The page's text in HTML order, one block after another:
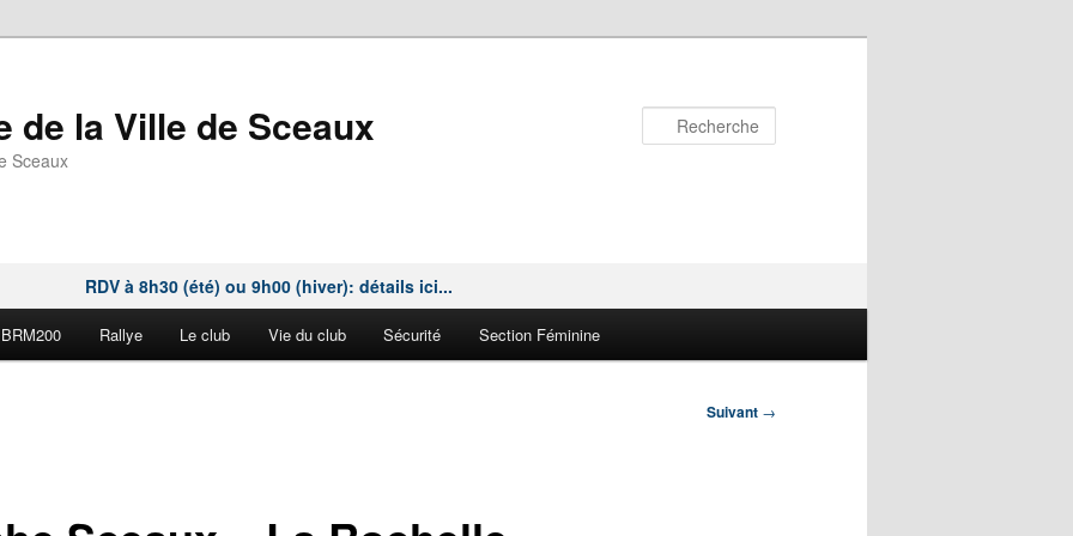
de la Ville de Sceaux
Sceaux
RDV à 8h30 (été) ou 9h00 (hiver): détails ici...
BRM200 Rallye Le club Vie du club Sécurité Section Féminine
Suivant →